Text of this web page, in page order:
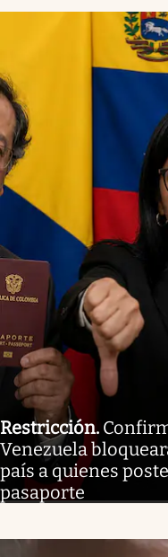
Restricción.
Venezuela
país a quienes
pasaporte